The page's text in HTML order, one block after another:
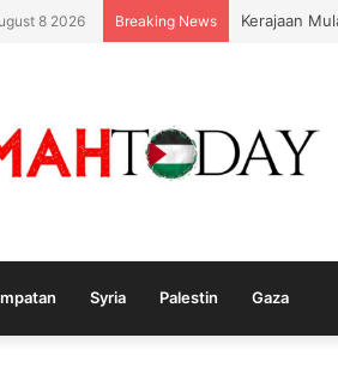
8 2026 Breaking News Kerajaan
Syria Palestin Gaza